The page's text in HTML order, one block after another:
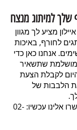
שלך למיתוג מנצח
מציע לך מגוון
לחורף, באיכות
אנחנו כאן כדי
מושלמת שתשאיר
לקבלת הצעת
הלבבות של
אלינו עכשיו: 02-